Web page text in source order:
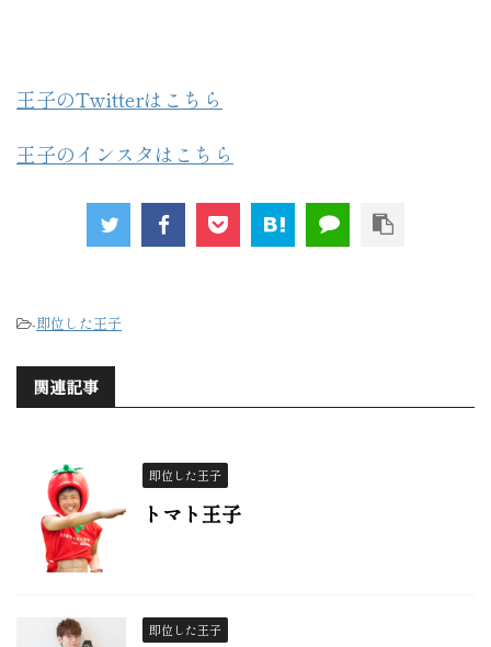
王子のTwitterはこちら
王子のインスタはこちら
-即位した王子
関連記事
即位した王子
トマト王子
即位した王子